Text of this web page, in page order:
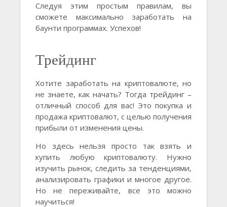
Следуя этим простым правилам, вы
сможете максимально заработать на
баунти программах. Успехов!
Трейдинг
Хотите заработать на криптовалюте, но
не знаете, как начать? Тогда трейдинг –
отличный способ для вас! Это покупка и
продажа криптовалют, с целью получения
прибыли от изменения цены.
Но здесь нельзя просто так взять и
купить любую криптовалюту. Нужно
изучить рынок, следить за тенденциями,
анализировать графики и многое другое.
Но не переживайте, все это можно
научиться!